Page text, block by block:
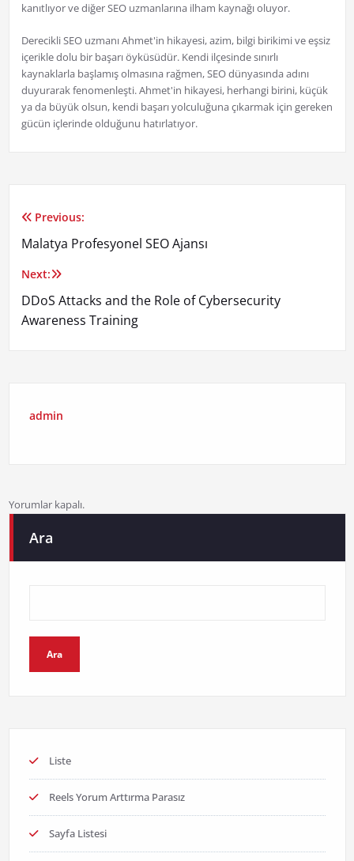
kanıtlıyor ve diğer SEO uzmanlarına ilham kaynağı oluyor.
Derecikli SEO uzmanı Ahmet'in hikayesi, azim, bilgi birikimi ve eşsiz
içerikle dolu bir başarı öyküsüdür. Kendi ilçesinde sınırlı
kaynaklarla başlamış olmasına rağmen, SEO dünyasında adını
duyurarak fenomenleşti. Ahmet'in hikayesi, herhangi birini, küçük
ya da büyük olsun, kendi başarı yolculuğuna çıkarmak için gereken
gücün içlerinde olduğunu hatırlatıyor.
Yazı
gezinmesi
Previous:
Malatya Profesyonel SEO Ajansı
Next:
DDoS Attacks and the Role of Cybersecurity
Awareness Training
admin
Yorumlar kapalı.
Ara
Ara
Liste
Reels Yorum Arttırma Parasız
Sayfa Listesi